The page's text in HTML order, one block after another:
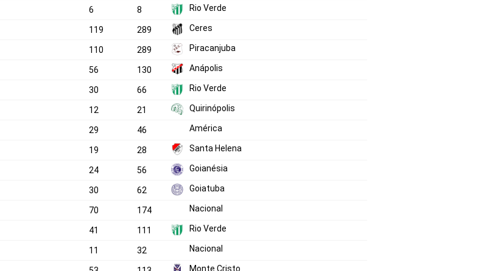
6 8 Rio Verde
119 289 Ceres
110 289 Piracanjuba
56 130 Anápolis
30 66 Rio Verde
12 21 Quirinópolis
29 46 América
19 28 Santa Helena
24 56 Goianésia
30 62 Goiatuba
70 174 Nacional
41 111 Rio Verde
11 32 Nacional
Monte Cristo